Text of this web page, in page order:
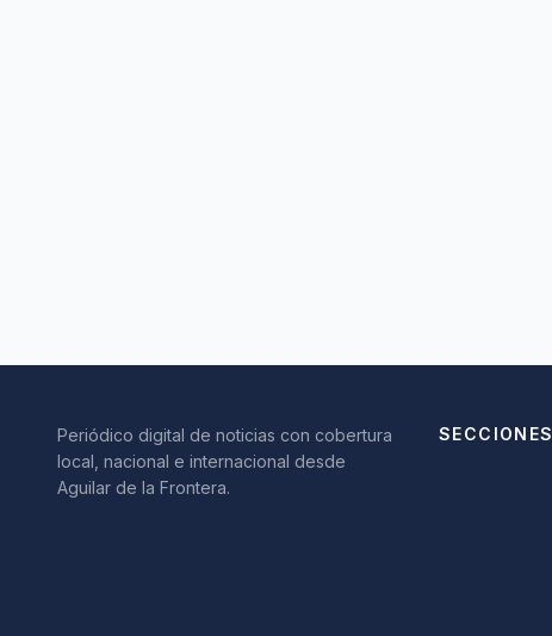
Periódico digital de noticias con cobertura
local, nacional e internacional desde
Aguilar de la Frontera.
SECCIONES